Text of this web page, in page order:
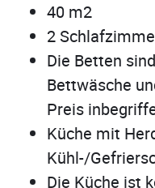
40 m2
2
Die Betten
Bettwäsche
Preis
Küche mit
Kühl-/
Die Küche ist